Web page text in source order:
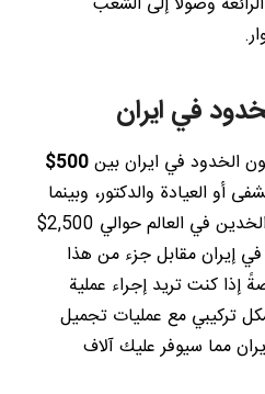
في ايران
الخدود في ايران بين
500$
أو العيادة والدكتور، وبينما
يبلغ سعر عملية ازالة دهون الخدين في العالم حوالي 2,500$
إيران مقابل جزء من هذا
إذا كنت تريد إجراء عملية
تركيبي مع عمليات تجميل
مما سيوفر عليك آلاف